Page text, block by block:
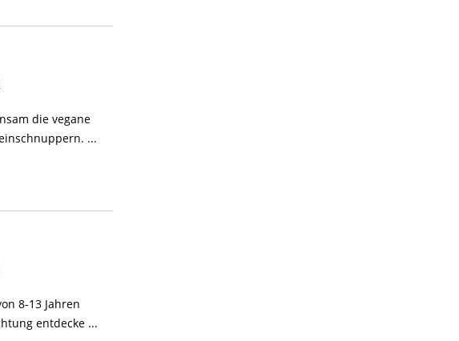
die vegane
...
8-13 Jahren
entdecke ...